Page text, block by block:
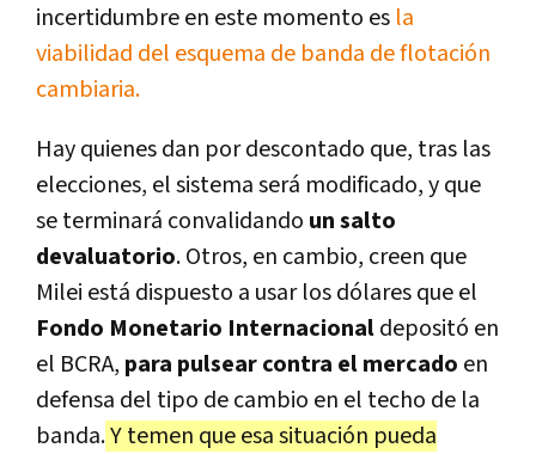
incertidumbre en este momento es la
viabilidad del esquema de banda de flotación
cambiaria.
Hay quienes dan por descontado que, tras las
elecciones, el sistema será modificado, y que
se terminará convalidando un salto
devaluatorio. Otros, en cambio, creen que
Milei está dispuesto a usar los dólares que el
Fondo Monetario Internacionaldepositó en
el BCRA, para pulsear contra el mercado en
defensa del tipo de cambio en el techo de la
banda.Y temen que esa situación pueda